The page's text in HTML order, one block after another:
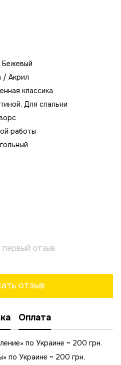
Бежевый
/ Акрил
классика
Для спальни
работы
отзыв
отзыв
Оплата
по Украине ~ 200 грн.
по Украине ~ 200 грн.